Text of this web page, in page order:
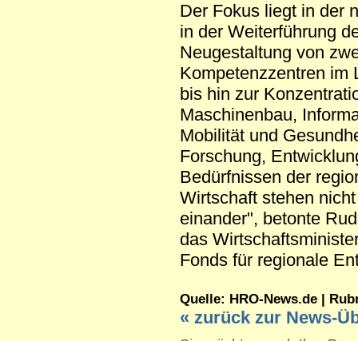
Der Fokus liegt in der
in der Weiterführung
Neugestaltung von
Kompetenzzentren im
bis hin zur
Maschinenbau,
Mobilität und
Forschung,
Bedürfnissen der
Wirtschaft stehen
einander", betonte
das
Fonds für regionale
Quelle: HRO-News.de |
« zurück zur News-